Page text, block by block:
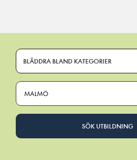
BLÄDDRA BLAND KATEGORIER
MALMÖ
SÖK UTBILDNING